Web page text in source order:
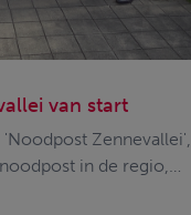
van start
Zennevallei',
in de regio,